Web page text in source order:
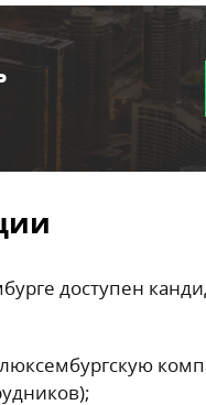
доступен
люксембургскую